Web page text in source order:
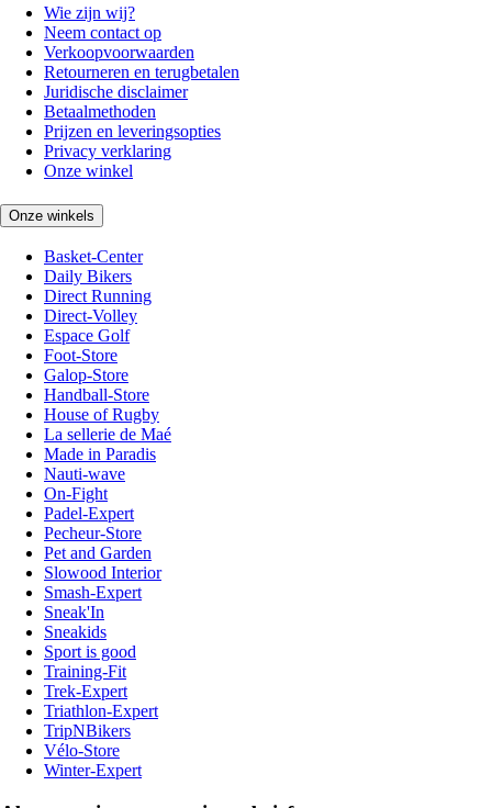
Wie zijn wij?
Neem contact op
Verkoopvoorwaarden
Retourneren en terugbetalen
Juridische disclaimer
Betaalmethoden
Prijzen en leveringsopties
Privacy verklaring
Onze winkel
Onze winkels
Basket-Center
Daily Bikers
Direct Running
Direct-Volley
Espace Golf
Foot-Store
Galop-Store
Handball-Store
House of Rugby
La sellerie de Maé
Made in Paradis
Nauti-wave
On-Fight
Padel-Expert
Pecheur-Store
Pet and Garden
Slowood Interior
Smash-Expert
Sneak'In
Sneakids
Sport is good
Training-Fit
Trek-Expert
Triathlon-Expert
TripNBikers
Vélo-Store
Winter-Expert